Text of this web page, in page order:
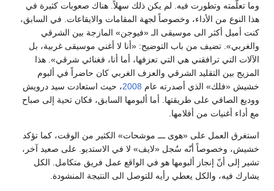
وما تعلّمته وتطورت فيه. لم يكن ذلك سهلاً. هناك صعوبات كثيرة في
هذا النوع من الأداء، وخصوصاً لجهة المقامات والايقاعات. في السابق،
كنت أميل أكثر الى موسيقى الـ «فيوجن» المازجة بين الشرقي
والغربي». تضيف من باب التوضيح: «أنا لا أغني موسيقى غربية، بل
الآلات التي ترافقني هي التي تعزفها، أما أنا، فغنائي شرقي». هذا
المزيج بين التقليد الشرقي والعزف الغربي كان حاضراً في ألبوم
خشيش «فلك» الذي أصدرته عام 2008، حيث استعادت سيد درويش
ووديع الصافي على طريقتها. أما ألبومها السابق، فكان تحية إلى صباح
مع أداء أغنيات من أفلامها.
استغرق العمل على «هوى ـــ موشحات» الكثير من الوقت، كما تؤكد
خشيش، وخصوصاً أنّه سُجل «لايف» لا في الاستديو. على صعيد آخر،
تشير إلى أنّ إنجاز ألبومها هو في الواقع عمل فريق متكامل. الكل
يشارك فيه، والكل يعطي رأيه للتوصل الى النتيجة المنشودة.